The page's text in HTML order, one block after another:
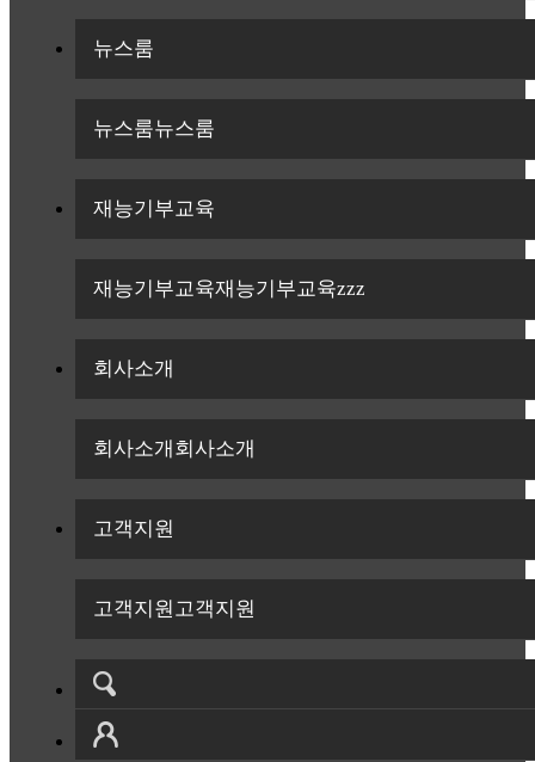
뉴스룸
뉴스룸뉴스룸
재능기부교육
재능기부교육재능기부교육zzz
회사소개
회사소개 회사소개
고객지원
고객지원고객지원